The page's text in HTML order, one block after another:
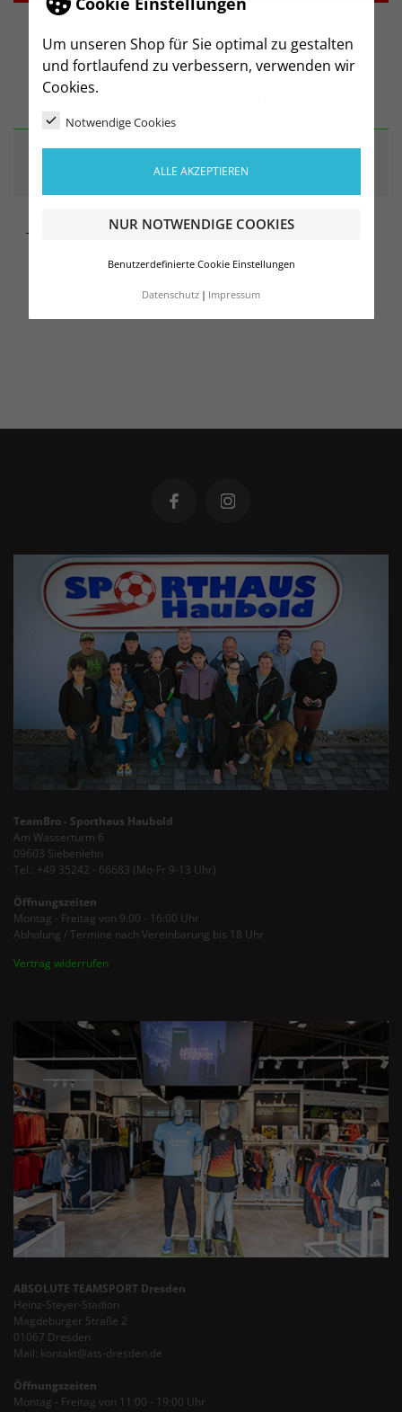
Um unseren Shop für Sie optimal zu gestalten
und fortlaufend zu verbessern, verwenden wir
Cookies.
Notwendige Cookies
ALLE AKZEPTIEREN
NUR NOTWENDIGE COOKIES
Benutzerdefinierte Cookie Einstellungen
Datenschutz Impressum
TSV Seifersdorf Tasse
TeamBro - Sporthaus Haubold
Am Wasserturm 6
09603 Siebenlehn
Tel.: +49 35242 - 66683 (Mo-Fr 9-13 Uhr)
Öffnungszeiten
Montag - Freitag von 9:00 - 16:00 Uhr
Abholung / Termine nach Vereinbarung bis 18 Uhr
Vertrag widerrufen
ABSOLUTE TEAMSPORT Dresden
Heinz-Steyer-Stadion
Magdeburger Straße 2
01067 Dresden
Mail: kontakt@ats-dresden.de
Öffnungszeiten
Montag - Freitag von 11:00 - 19:00 Uhr